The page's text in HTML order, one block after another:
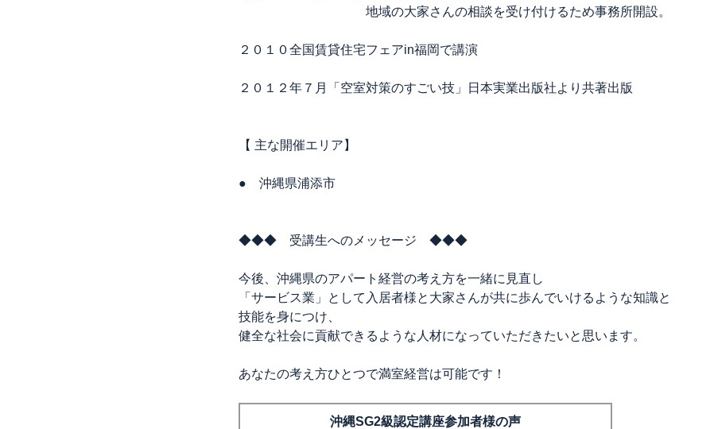
地域の大家さ んの相談を受け付けるため事務所開設。
２０１０全国賃貸住宅フェアin福岡で講演
２０１２年７月「空室対策のすごい技」日本実業出版社より共著出版
【 主な開催エリア】
● 沖縄県浦添市
◆◆◆ 受講生へのメッセージ ◆◆◆
今後、沖縄県のアパート経営の考え方を一緒に見直し
「サービス業」として入居者様と大家さんが共に歩んでいけるような知識と
技能を身につけ、
健全な社会に貢献できるような人材になっていただきたいと思います。
あなたの考え方ひとつで満室経営は可能です！
沖縄SG2級認定講座参加者様の声